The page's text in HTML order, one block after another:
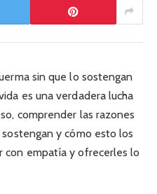
sin que lo sostengan
es una verdadera lucha
comprender las razones
y cómo esto los
con empatía y ofrecerles lo